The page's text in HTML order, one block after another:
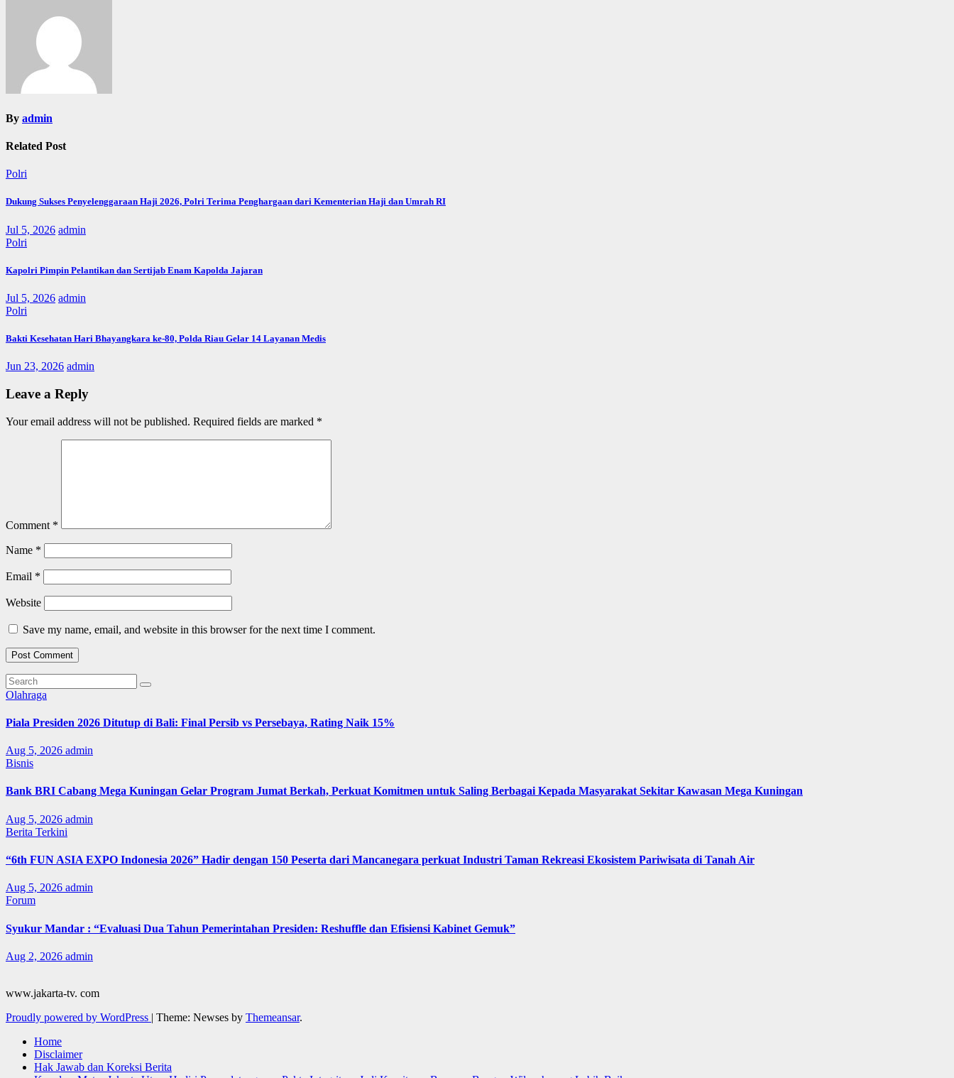
By admin
Related Post
Polri
Dukung Sukses Penyelenggaraan Haji 2026, Polri Terima Penghargaan dari Kementerian Haji dan Umrah RI
Jul 5, 2026 admin
Polri
Kapolri Pimpin Pelantikan dan Sertijab Enam Kapolda Jajaran
Jul 5, 2026 admin
Polri
Bakti Kesehatan Hari Bhayangkara ke-80, Polda Riau Gelar 14 Layanan Medis
Jun 23, 2026 admin
Leave a Reply
Your email address will not be published. Required fields are marked *
Comment *
Name *
Email *
Website
Save my name, email, and website in this browser for the next time I comment.
Olahraga
Piala Presiden 2026 Ditutup di Bali: Final Persib vs Persebaya, Rating Naik 15%
Aug 5, 2026 admin
Bisnis
Bank BRI Cabang Mega Kuningan Gelar Program Jumat Berkah, Perkuat Komitmen untuk Saling Berbagai Kepada Masyarakat Sekitar Kawasan Mega Kuningan
Aug 5, 2026 admin
Berita Terkini
“6th FUN ASIA EXPO Indonesia 2026” Hadir dengan 150 Peserta dari Mancanegara perkuat Industri Taman Rekreasi Ekosistem Pariwisata di Tanah Air
Aug 5, 2026 admin
Forum
Syukur Mandar : “Evaluasi Dua Tahun Pemerintahan Presiden: Reshuffle dan Efisiensi Kabinet Gemuk”
Aug 2, 2026 admin
www.jakarta-tv. com
Proudly powered by WordPress | Theme: Newses by Themeansar.
Home
Disclaimer
Hak Jawab dan Koreksi Berita